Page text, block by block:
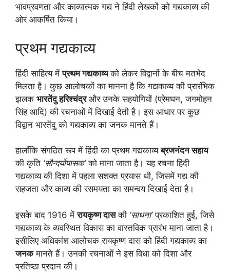
भावप्रवणता और काव्यात्मक गद्य ने हिंदी लेखकों को गद्यकाव्य की
ओर आकर्षित किया।
प्रथम गद्यकाव्य
हिंदी साहित्य मेंप्रथम गद्यकाव्यको लेकर विद्वानों के बीच मतभेद
मिलता है। कुछ आलोचकों का मानना है कि गद्यकाव्य की प्रारंभिक
झलक भारतेंदु हरिश्चंद्रऔर उनके सहयोगियों (प्रेमघन, जगमोहन
सिंह आदि) की रचनाओं में दिखाई देती है। इस आधार पर कुछ
विद्वान भारतेंदु को गद्यकाव्य का जनक मानते हैं।
हालाँकि संगठित रूप में हिंदी का प्रथम गद्यकाव्यब्रजनंदन सहाय
की कृति ‘सौन्दर्योपासक’को माना जाता है। यह रचना हिंदी
गद्यकाव्य की दिशा में पहला सशक्त प्रयास थी, जिसमें गद्य की
सहजता और काव्य की रसमयता का समन्वय दिखाई देता है।
इसके बाद 1916 मेंरायकृष्ण दासकी ‘साधना’प्रकाशित हुई, जिसे
गद्यकाव्य के व्यवस्थित विकास का वास्तविक प्रारंभ माना जाता है।
इसीलिए अधिकांश आलोचक रायकृष्ण दास को हिंदी गद्यकाव्य का
जनकमानते हैं। उनकी रचनाओं ने इस विधा को दिशा और
प्रतिष्ठा प्रदान की।